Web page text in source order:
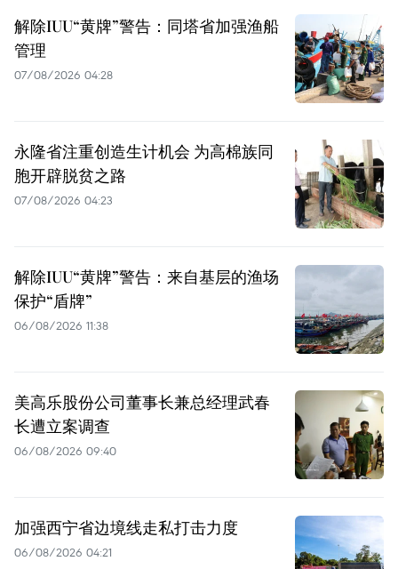
解除IUU“黄牌”警告：同塔省加强渔船
管理
07/08/2026 04:28
永隆省注重创造生计机会 为高棉族同
胞开辟脱贫之路
07/08/2026 04:23
解除IUU“黄牌”警告：来自基层的渔场
保护“盾牌”
06/08/2026 11:38
美高乐股份公司董事长兼总经理武春
长遭立案调查
06/08/2026 09:40
加强西宁省边境线走私打击力度
06/08/2026 04:21